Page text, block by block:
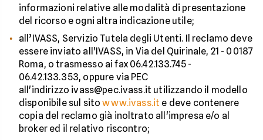
informazioni relative alle modalità di presentazione
del ricorso e ogni altra indicazione utile;
all’IVASS, Servizio Tutela degli Utenti. Il reclamo deve
essere inviato all'IVASS, in Via del Quirinale, 21 - 00187
Roma, o trasmesso ai fax 06.42.133.745 -
06.42.133.353, oppure via PEC
all'indirizzo ivass@pec.ivass.it utilizzando il modello
disponibile sul sitowww.ivass.it e deve contenere
copia del reclamo già inoltrato all'impresa e/o al
broker ed il relativo riscontro;